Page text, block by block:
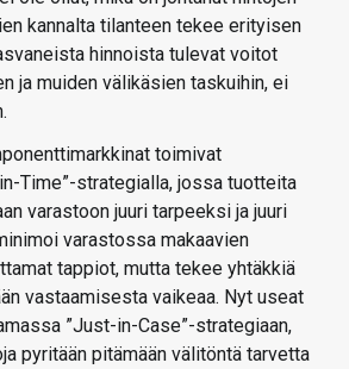
kannalta tilanteen tekee erityisen
hinnoista tulevat voitot
ja muiden välikäsien taskuihin, ei
toimivat
Time”-strategialla, jossa tuotteita
varastoon juuri tarpeeksi ja juuri
varastossa makaavien
tappiot, mutta tekee yhtäkkiä
vastaamisesta vaikeaa. Nyt useat
”Just-in-Case”-strategiaan,
pyritään pitämään välitöntä tarvetta